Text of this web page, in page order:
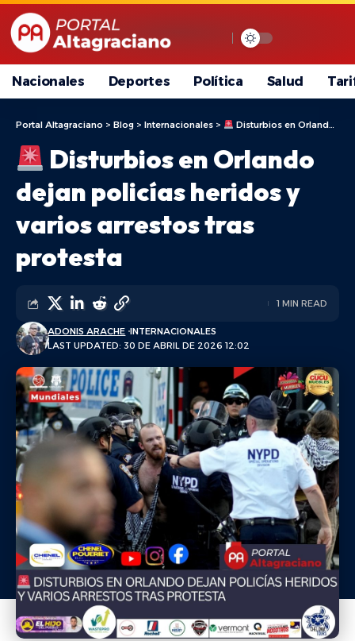
Nacionales Deportes Política Salud
Portal Altagraciano > Blog > Internacionales > Disturbios en Orlando dejan policías heridos y varios arrestos tras protesta
Disturbios en Orlando
dejan policías heridos y
varios arrestos tras
protesta
LAST UPDATED: 30 DE ABRIL DE 2026 12:02
ADONIS ARACHE INTERNACIONALES
1 MIN READ